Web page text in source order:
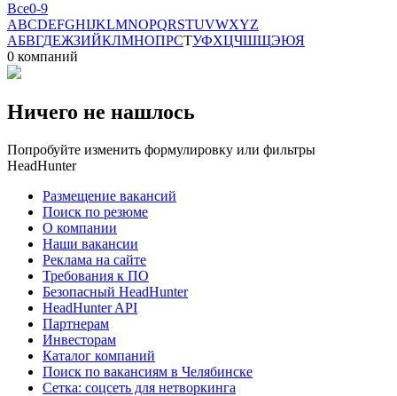
Все0-9
ABCDEFGHIJKLMNOPQRSTUVWXYZ
АБВГДЕЖЗИЙКЛМНОПРСТУФХЦЧШЩЭЮЯ
0 компаний
Ничего не нашлось
Попробуйте изменить формулировку или фильтры
HeadHunter
Размещение вакансий
Поиск по резюме
О компании
Наши вакансии
Реклама на сайте
Требования к ПО
Безопасный HeadHunter
HeadHunter API
Партнерам
Инвесторам
Каталог компаний
Поиск по вакансиям в Челябинске
Сетка: соцсеть для нетворкинга